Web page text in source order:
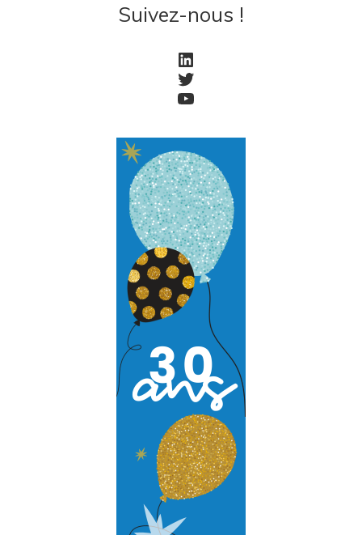
Suivez-nous !
LinkedIn
Twitter
YouTube
Services
Audit et conseil
Support Technique
Formation
Migration
Produit
Logiciel de supervision
Logiciel de télésurveillance
Logiciel de téléassistance
ERP Gestion Commerciale
Suivi des intervenants
Frontaux de réception
Téléphonie
Actualités